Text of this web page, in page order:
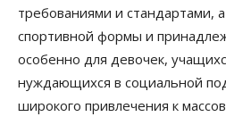
требованиями и стандартами,
спортивной формы и
особенно для девочек,
нуждающихся в социальной
широкого привлечения к